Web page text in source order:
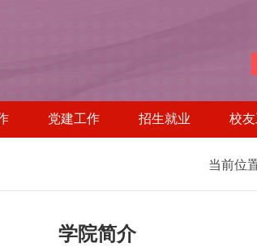
党建工作 招生就业 校
当前位
学院简介